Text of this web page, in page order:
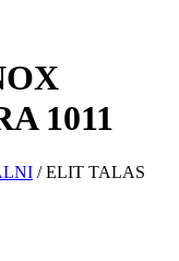
1011
/ ELIT TALAS